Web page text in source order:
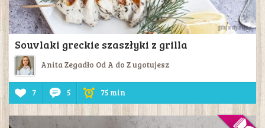
Souvlaki greckie szaszłyki z grilla
Anita Zegadło Od A do Z ugotujesz
7 5 75 min